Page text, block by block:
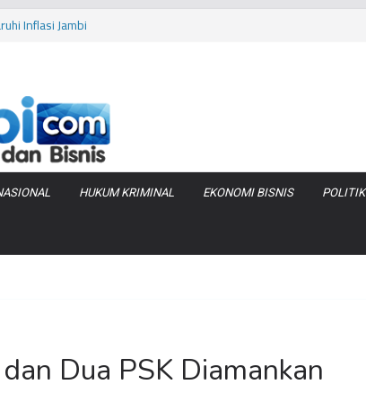
Pipa
Produksi Air
Jabung
HUKUM KRIMINAL EKONOMI BISNIS POLITIK
Dua PSK Diamankan